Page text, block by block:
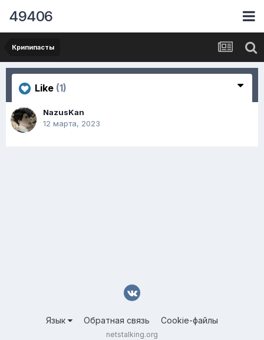
49406
Крипипасты
Like (1)
NazusKan
12 марта, 2023
Язык Обратная связь Cookie-файлы
netstalking.org